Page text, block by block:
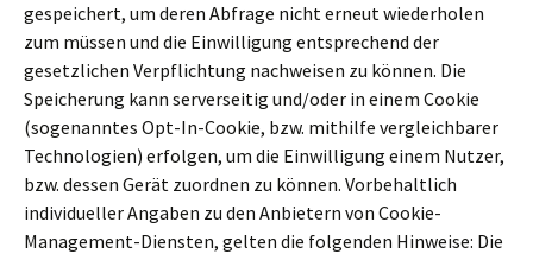
gespeichert, um deren Abfrage nicht erneut wiederholen
zum müssen und die Einwilligung entsprechend der
gesetzlichen Verpflichtung nachweisen zu können. Die
Speicherung kann serverseitig und/oder in einem Cookie
(sogenanntes Opt-In-Cookie, bzw. mithilfe vergleichbarer
Technologien) erfolgen, um die Einwilligung einem Nutzer,
bzw. dessen Gerät zuordnen zu können. Vorbehaltlich
individueller Angaben zu den Anbietern von Cookie-
Management-Diensten, gelten die folgenden Hinweise: Die